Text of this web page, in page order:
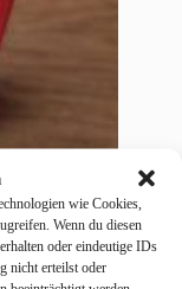
wie Cookies,
Wenn du diesen
oder eindeutige IDs
nicht erteilst oder
Interlock